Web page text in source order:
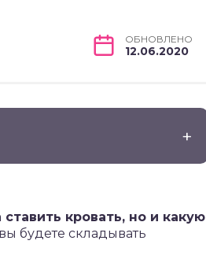
ОБНОВЛЕНО
12.06.2020
кровать, но и какую
будете складывать